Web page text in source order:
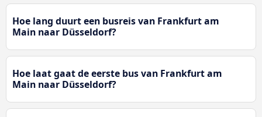
Hoe lang duurt een busreis van Frankfurt am
Main naar Düsseldorf?
Hoe laat gaat de eerste bus van Frankfurt am
Main naar Düsseldorf?